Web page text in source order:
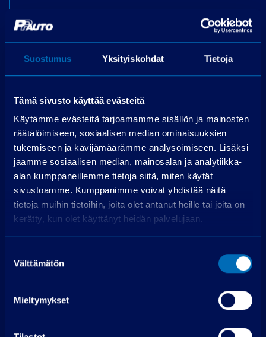
Suostumus Yksityiskohdat Tietoja
Tämä sivusto käyttää evästeitä
Käytämme evästeitä tarjoamamme sisällön ja mainosten
räätälöimiseen, sosiaalisen median ominaisuuksien
tukemiseen ja kävijämäärämme analysoimiseen. Lisäksi
jaamme sosiaalisen median, mainosalan ja analytiikka-
alan kumppaneillemme tietoja siitä, miten käytät
sivustoamme. Kumppanimme voivat yhdistää näitä
tietoja muihin tietoihin, joita olet antanut heille tai joita on
kerätty, kun olet käyttänyt heidän palvelujaan.
valinta
Välttämätön
Mieltymykset
Laske rahoitus
Rahoitusaika (kk):
Laske rahoitus
Käsiraha
0,00 €
Perustamismaksu
399,00 €
Rahoitettava osuus
34 999,00 €
Käsittelymaksu
19,00 €/kk
Korko
3,99 %
72 kpl á 547,41 €